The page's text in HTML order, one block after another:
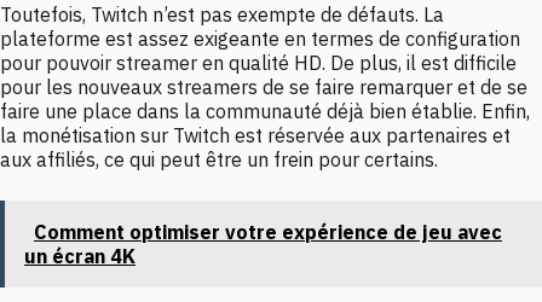
Toutefois, Twitch n’est pas exempte de défauts. La
plateforme est assez exigeante en termes de configuration
pour pouvoir streamer en qualité HD. De plus, il est difficile
pour les nouveaux streamers de se faire remarquer et de se
faire une place dans la communauté déjà bien établie. Enfin,
la monétisation sur Twitch est réservée aux partenaires et
aux affiliés, ce qui peut être un frein pour certains.
Comment optimiser votre expérience de jeu avec
un écran 4K